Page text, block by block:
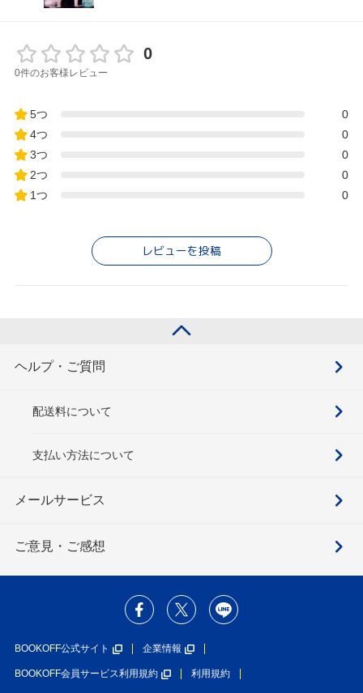
0
0件のお客様レビュー
5つ
0
4つ
0
3つ
0
2つ
0
1つ
0
レビューを投稿
ヘルプ・ご質問
配送料について
支払い方法について
メールサービス
ご意見・ご感想
BOOKOFF公式サイト 企業情報
BOOKOFF会員サービス利用規約 利用規約